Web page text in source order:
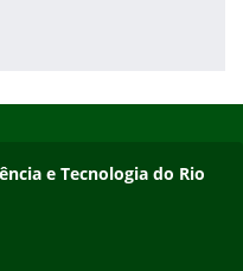
e Tecnologia do Rio